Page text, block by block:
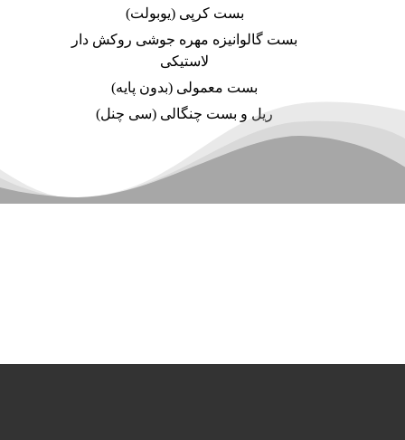
بست کرپی (یوبولت)
بست گالوانیزه مهره جوشی روکش دار
لاستیکی
بست معمولی (بدون پایه)
ریل و بست چنگالی (سی چنل)